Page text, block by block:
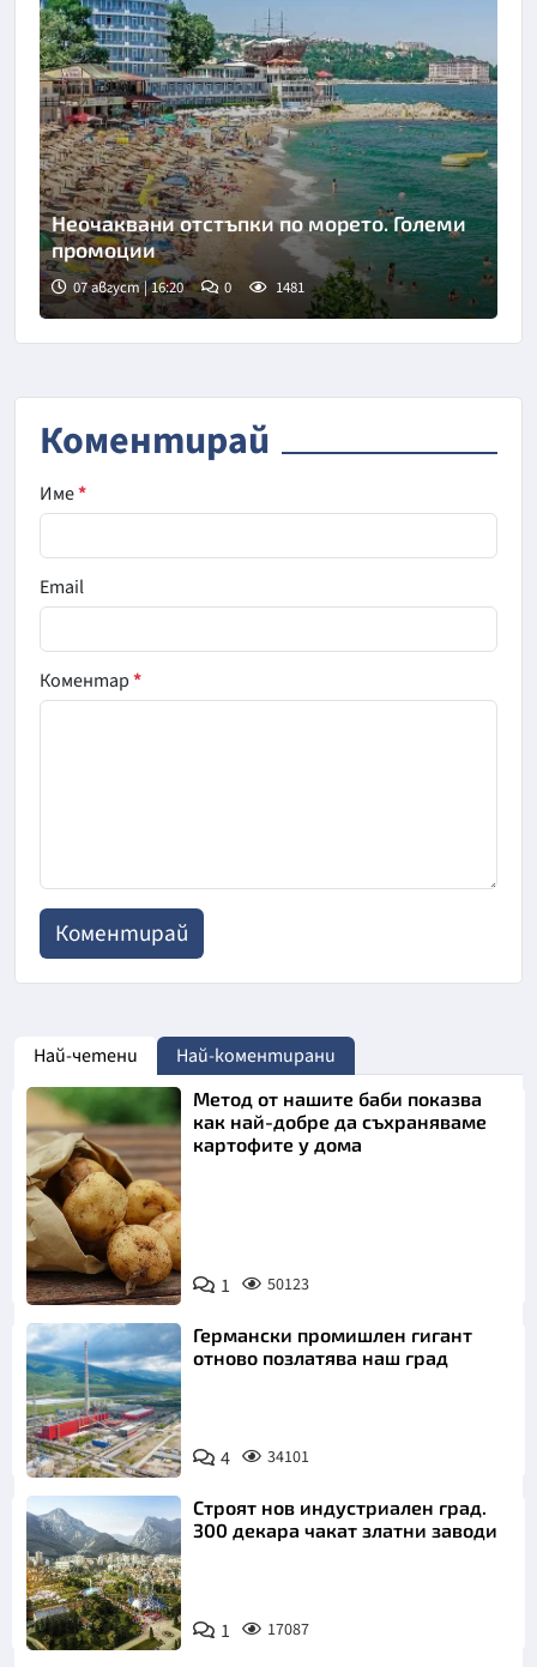
Неочаквани отстъпки по морето. Големи
промоции
07 август | 16:20 0 1481
Коментирай
Име*
Email
Коментар*
Най-четени Най-коментирани
Снимка:
Пиксабей
Метод от нашите баби показва
как най-добре да съхраняваме
картофите у дома
1 50123
Германски промишлен гигант
отново позлатява наш град
4 34101
Строят нов индустриален град.
300 декара чакат златни заводи
1 17087